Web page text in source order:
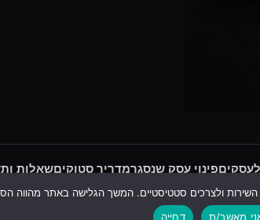
פינוי עסק שנסגרמדריך סטוקיםשאלות
מאשר/ת
דחייה